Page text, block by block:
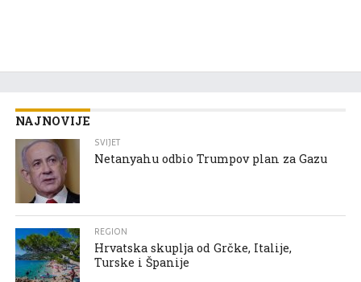
NAJNOVIJE
SVIJET
Netanyahu odbio Trumpov plan za Gazu
REGION
Hrvatska skuplja od Grčke, Italije,
Turske i Španije